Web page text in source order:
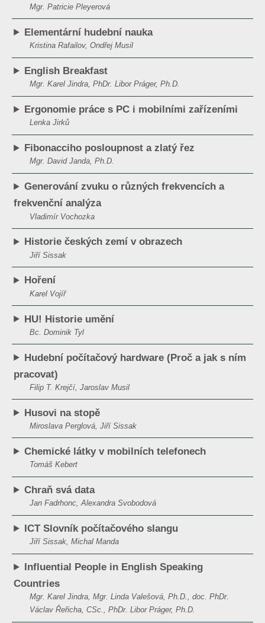
Mgr. Patricie Pleyerová
Elementární hudební nauka
Kristina Rafailov, Ondřej Musil
English Breakfast
Mgr. Karel Jindra, PhDr. Libor Práger, Ph.D.
Ergonomie práce s PC i mobilními zařízeními
Lenka Jirků
Fibonacciho posloupnost a zlatý řez
Mgr. David Janda, Ph.D.
Generování zvuku o různých frekvencích a
frekvenční analýza
Vladimír Vochozka
Historie českých zemí v obrazech
Jiří Sissak
Hoření
Karel Vojíř
HU! Historie umění
Bc. Dominik Tyl
Hudební počítačový hardware (Proč a jak s ním
pracovat)
Filip T. Krejčí, Jaroslav Musil
Husovi na stopě
Miroslava Perglová, Jiří Sissak
Chemické látky v mobilních telefonech
Tomáš Kebert
Chraň svá data
Jan Fadrhonc, Alexandra Svobodová
ICT Slovník počítačového slangu
Jiří Sissak, Michal Manda
Influential People in English Speaking
Countries
Mgr. Karel Jindra, Mgr. Linda Valešová, Ph.D., doc. PhDr.
Václav Řeřicha, CSc., PhDr. Libor Práger, Ph.D.